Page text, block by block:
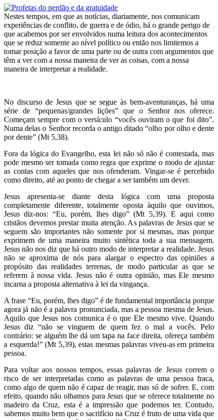
Nestes tempos, em que as notícias, diariamente, nos comunicam
experiências de conflito, de guerra e de ódio, há o grande perigo de
que acabemos por ser envolvidos numa leitura dos acontecimentos
que se reduz somente ao nível político ou então nos limitemos a
tomar posição a favor de uma parte ou de outra com argumentos que
têm a ver com a nossa maneira de ver as coisas, com a nossa
maneira de interpretar a realidade.
No discurso de Jesus que se segue às bem-aventuranças, há uma
série de “pequenas/grandes lições” que o Senhor nos oferece.
Começam sempre com o versículo “vocês ouviram o que foi dito”.
Numa delas o Senhor recorda o antigo ditado “olho por olho e dente
por dente” (Mt 5,38).
Fora da lógica do Evangelho, esta lei não só não é contestada, mas
pode mesmo ser tomada como regra que exprime o modo de ajustar
as contas com aqueles que nos ofenderam. Vingar-se é percebido
como direito, até ao ponto de chegar a ser também um dever.
Jesus apresenta-se diante desta lógica com uma proposta
completamente diferente, totalmente oposta àquilo que ouvimos,
Jesus diz-nos: “Eu, porém, lhes digo” (Mt 5,39). E aqui como
cristãos devemos prestar muita atenção. As palavras de Jesus que se
seguem são importantes não somente por si mesmas, mas porque
exprimem de uma maneira muito sintética toda a sua mensagem.
Jesus não nos diz que há outro modo de interpretar a realidade. Jesus
não se aproxima de nós para alargar o espectro das opiniões a
propósito das realidades terrenas, de modo particular as que se
referem à nossa vida. Jesus não é outra opinião, mas Ele mesmo
incarna a proposta alternativa à lei da vingança.
A frase “Eu, porém, lhes digo” é de fundamental importância porque
agora já não é a palavra pronunciada, mas a pessoa mesma de Jesus.
Aquilo que Jesus nos comunica é o que Ele mesmo vive. Quando
Jesus diz “não se vinguem de quem fez o mal a vocês. Pelo
contrário: se alguém lhe dá um tapa na face direita, ofereça também
a esquerda!” (Mt 5,39), estas mesmas palavras viveu-as em primeira
pessoa.
Para voltar aos nossos tempos, essas palavras de Jesus correm o
risco de ser interpretadas como as palavras de uma pessoa fraca,
como algo de quem não é capaz de reagir, mas só de sofrer. E, com
efeito, quando não olhamos para Jesus que se oferece totalmente no
madeiro da Cruz, esta é a impressão que podemos ter. Contudo,
sabemos muito bem que o sacrifício na Cruz é fruto de uma vida que